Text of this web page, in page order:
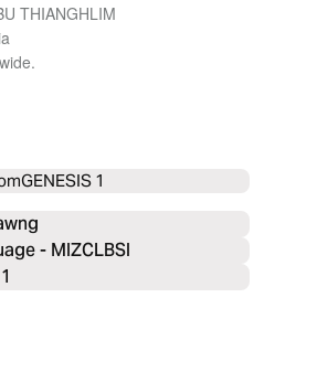
THIANGHLIM
GENESIS 1
- MIZCLBSI